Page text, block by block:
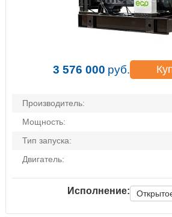
3 576 000 руб.
Производитель:
Мощность:
Тип запуска:
Двигатель:
Исполнение: